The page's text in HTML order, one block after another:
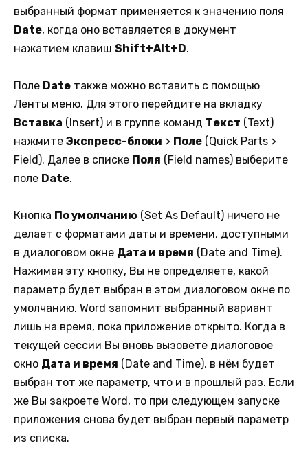
выбранный формат применяется к значению поля
Date, когда оно вставляется в документ
нажатием клавиш Shift+Alt+D.
Поле Date также можно вставить с помощью
Ленты меню. Для этого перейдите на вкладку
Вставка (Insert) и в группе команд Текст (Text)
нажмите Экспресс-блоки > Поле (Quick Parts >
Field). Далее в списке Поля (Field names) выберите
поле Date.
Кнопка По умолчанию (Set As Default) ничего не
делает с форматами даты и времени, доступными
в диалоговом окне Дата и время (Date and Time).
Нажимая эту кнопку, Вы не определяете, какой
параметр будет выбран в этом диалоговом окне по
умолчанию. Word запомнит выбранный вариант
лишь на время, пока приложение открыто. Когда в
текущей сессии Вы вновь вызовете диалоговое
окно Дата и время (Date and Time), в нём будет
выбран тот же параметр, что и в прошлый раз. Если
же Вы закроете Word, то при следующем запуске
приложения снова будет выбран первый параметр
из списка.